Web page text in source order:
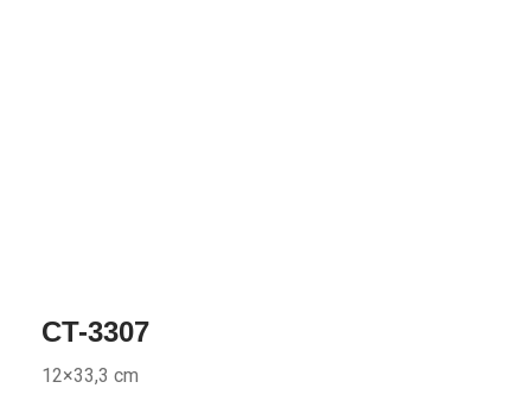
CT-3307
12×33,3 cm